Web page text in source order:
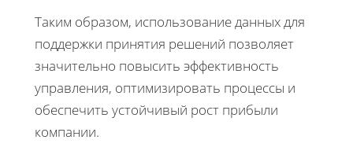
Таким образом, использование данных для
поддержки принятия решений позволяет
значительно повысить эффективность
управления, оптимизировать процессы и
обеспечить устойчивый рост прибыли
компании.